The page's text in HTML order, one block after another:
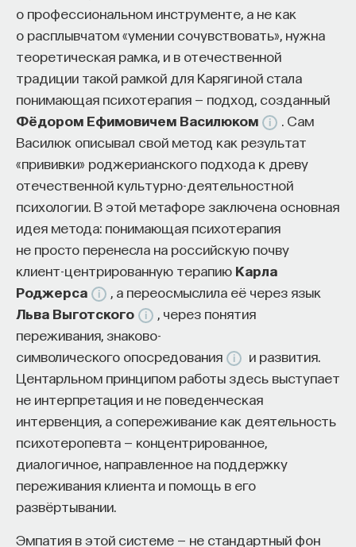
о профессиональном инструменте, а не как
о расплывчатом «умении сочувствовать», нужна
теоретическая рамка, и в отечественной
традиции такой рамкой для Карягиной стала
понимающая психотерапия — подход, созданный
Фёдором Ефимовичем Василюком
. Сам
Василюк описывал свой метод как результат
«прививки» роджерианского подхода к древу
отечественной культурно-деятельностной
психологии. В этой метафоре заключена основная
идея метода: понимающая психотерапия
не просто перенесла на российскую почву
клиент-центрированную терапию Карла
Роджерса
, а переосмыслила её через язык
Льва Выготского
, через понятия
переживания, знаково-
символического опосредования
и развития.
Центарльном принципом работы здесь выступает
не интерпретация и не поведенческая
интервенция, а сопереживание как деятельность
психотеропевта — концентрированное,
диалогичное, направленное на поддержку
переживания клиента и помощь в его
развёртывании.
Эмпатия в этой системе — не стандартный фон
и карьерных возможностях мешает поиску
ваканси; ​
Непрозрачные механизмы в инновационных
усложняют процесс трудоустройства​;
Стереотипы не позволяют эффективно
на международном рынке​.
Что такое Naukka Talents
Naukka Talents— это не просто рекрутинговый
а комплексная платформа поддержки специалистов
к карьере в глобальных инновационных индустриях.
помогает преодолеть существующие барьеры
обучение, карьерное сопровождение и прямые
с компаниями, заинтересованными в
кадрах.​
Сервис создан для всех, кто хочет найти свой путь
в инновационных индустриях:
Учёных, инженеров и исследователей с опытом
в научной сфере;
Специалистов с STEM-образованием, желающих
сменить сферу деятельности;
Тех, кто пока не имеет достаточного опыта
в индустрии, но стремится развивать